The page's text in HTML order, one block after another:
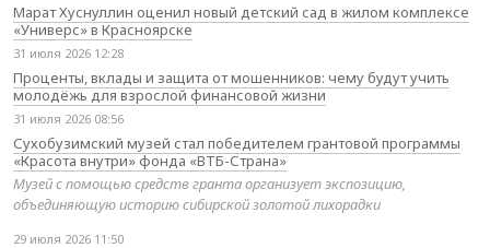
Марат Хуснуллин оценил новый детский сад в жилом комплексе
«Универс» в Красноярске
31 июля 2026 12:28
Проценты, вклады и защита от мошенников: чему будут учить
молодёжь для взрослой финансовой жизни
31 июля 2026 08:56
Сухобузимский музей стал победителем грантовой программы
«Красота внутри» фонда «ВТБ-Страна»
Музей с помощью средств гранта организует экспозицию,
объединяющую историю сибирской золотой лихорадки
29 июля 2026 11:50